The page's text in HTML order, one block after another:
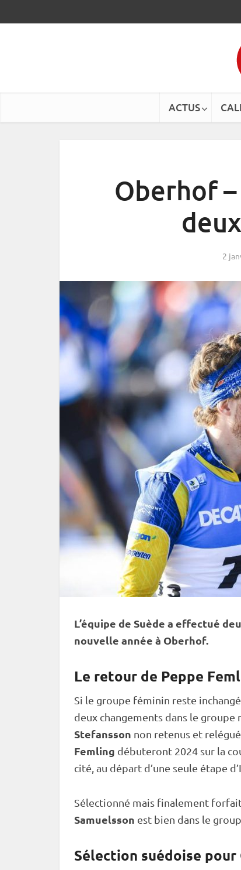
ACTUS
Oberhof
2
L’équipe de Suède a effectué
nouvelle année à Oberhof.
Le retour de Peppe
Si le groupe féminin reste
deux changements dans le groupe
Stefansson non retenus et
Femling débuteront 2024 sur la
cité, au départ d’une seule étape d’
Sélectionné mais finalement
Samuelsson est bien dans le
Sélection suédoise pour